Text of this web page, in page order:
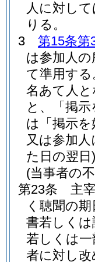
人に対し
りる。
3
第15条第
は参加人
て準用する
名あて人
と、「掲
は「掲示
又は参加
た日の翌日)
(当事者の
第23条
主
く聴聞の
書若しく
若しくは
者に対し